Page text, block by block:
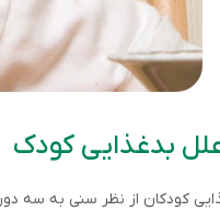
بدغذایی کودک
کودکان از نظر سنی به سه